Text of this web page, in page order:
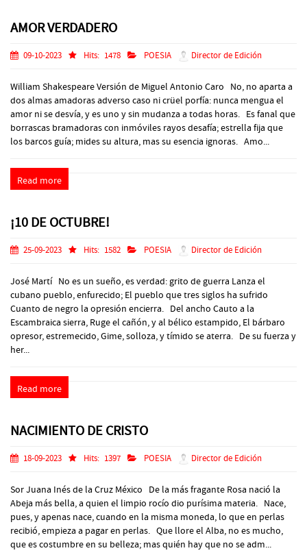
AMOR VERDADERO
09-10-2023 Hits: 1478 POESIA Director de Edición
William Shakespeare Versión de Miguel Antonio Caro No, no aparta a
dos almas amadoras adverso caso ni crüel porfía: nunca mengua el
amor ni se desvía, y es uno y sin mudanza a todas horas. Es fanal que
borrascas bramadoras con inmóviles rayos desafía; estrella fija que
los barcos guía; mides su altura, mas su esencia ignoras. Amo...
Read more
¡10 DE OCTUBRE!
25-09-2023 Hits: 1582 POESIA Director de Edición
José Martí No es un sueño, es verdad: grito de guerra Lanza el
cubano pueblo, enfurecido; El pueblo que tres siglos ha sufrido
Cuanto de negro la opresión encierra. Del ancho Cauto a la
Escambraica sierra, Ruge el cañón, y al bélico estampido, El bárbaro
opresor, estremecido, Gime, solloza, y tímido se aterra. De su fuerza y
her...
Read more
NACIMIENTO DE CRISTO
18-09-2023 Hits: 1397 POESIA Director de Edición
Sor Juana Inés de la Cruz México De la más fragante Rosa nació la
Abeja más bella, a quien el limpio rocío dio purísima materia. Nace,
pues, y apenas nace, cuando en la misma moneda, lo que en perlas
recibió, empieza a pagar en perlas. Que llore el Alba, no es mucho,
que es costumbre en su belleza; mas quién hay que no se adm...